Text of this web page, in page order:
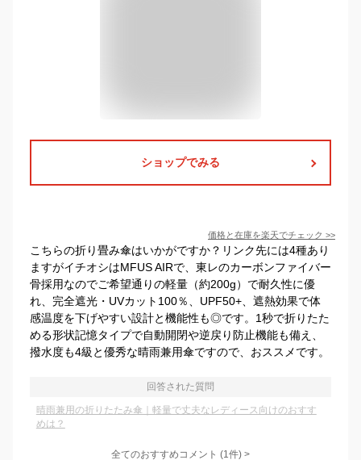
ショップでみる
価格と在庫を楽天でチェック >>
こちらの折り畳み傘はいかがですか？リンク先には4種あり
ますがイチオシはMFUS AIRで、東レのカーボンファイバー
骨採用なのでご希望通りの軽量（約200g）で耐久性に優
れ、完全遮光・UVカット100％、UPF50+、遮熱効果で体
感温度を下げやすい設計と機能性も◎です。1秒で折りたた
める形状記憶タイプで自動開閉や逆戻り防止機能も備え、
撥水度も4級と優秀な晴雨兼用傘ですので、おススメです。
回答された質問
晴雨兼用の折りたたみ傘｜軽量で丈夫なレディース向けのおすす
めは？
全てのおすすめコメント (1件) >